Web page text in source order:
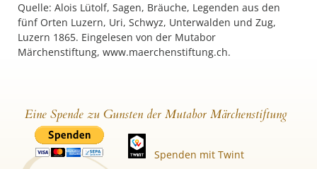
Quelle: Alois Lütolf, Sagen, Bräuche, Legenden aus den
fünf Orten Luzern, Uri, Schwyz, Unterwalden und Zug,
Luzern 1865. Eingelesen von der Mutabor
Märchenstiftung, www.maerchenstiftung.ch.
Eine Spende zu Gunsten der Mutabor Märchenstiftung
Spenden mit Twint